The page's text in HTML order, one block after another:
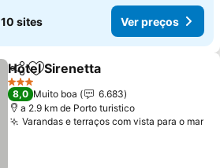
10 sites Ver preços
PartilharAdicionar aos favoritos
Hotel Sirenetta
3 Estrelas
8,0 Muito boa
6.683
a 2.9 km de Porto turistico
Varandas e terraços com vista para o mar